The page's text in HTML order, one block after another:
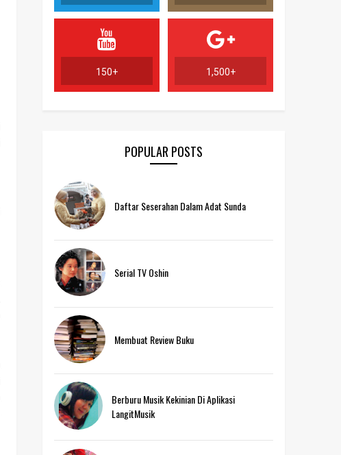
150+ 1,500+
POPULAR POSTS
Daftar Seserahan Dalam Adat Sunda
Serial TV Oshin
Membuat Review Buku
Berburu Musik Kekinian Di Aplikasi
LangitMusik